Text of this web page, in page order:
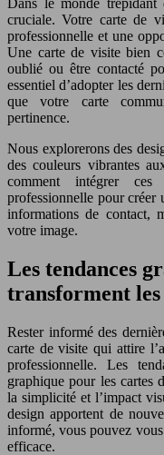
cruciale. Votre carte de
professionnelle et une
Une carte de visite bien
oublié ou être contacté
essentiel d’adopter les
que votre carte
pertinence.
Nous explorerons des
des couleurs vibrantes
comment intégrer
professionnelle pour créer
informations de contact,
votre image.
Les tendances
transforment
Rester informé des
carte de visite qui attire
professionnelle. Les
graphique pour les cartes
la simplicité et l’impact
design apportent de
informé, vous pouvez
efficace.